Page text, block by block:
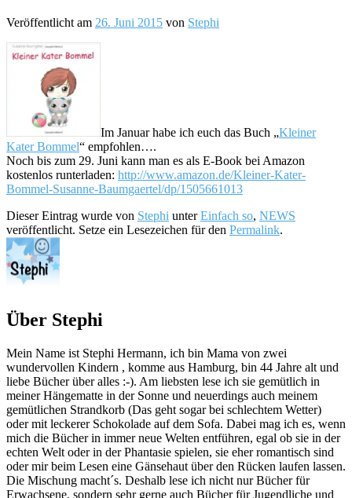
Veröffentlicht am 26. Juni 2015 von Stephi
Im Januar habe ich euch das Buch „Kleiner
Kater Bommel“ empfohlen….
Noch bis zum 29. Juni kann man es als E-Book bei Amazon
kostenlos runterladen: http://www.amazon.de/Kleiner-Kater-
Bommel-Susanne-Baumgaertel/dp/1505661013
Dieser Eintrag wurde von Stephi unterEinfach so, NEWS
veröffentlicht. Setze ein Lesezeichen für den Permalink.
Über Stephi
Mein Name ist Stephi Hermann, ich bin Mama von zwei
wundervollen Kindern , komme aus Hamburg, bin 44 Jahre alt und
liebe Bücher über alles :-). Am liebsten lese ich sie gemütlich in
meiner Hängematte in der Sonne und neuerdings auch meinem
gemütlichen Strandkorb (Das geht sogar bei schlechtem Wetter)
oder mit leckerer Schokolade auf dem Sofa. Dabei mag ich es, wenn
mich die Bücher in immer neue Welten entführen, egal ob sie in der
echten Welt oder in der Phantasie spielen, sie eher romantisch sind
oder mir beim Lesen eine Gänsehaut über den Rücken laufen lassen.
Die Mischung macht´s. Deshalb lese ich nicht nur Bücher für
Erwachsene, sondern sehr gerne auch Bücher für Jugendliche und